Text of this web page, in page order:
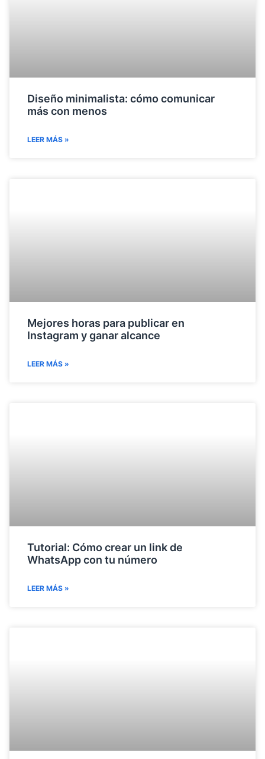
Diseño minimalista: cómo comunicar
más con menos
LEER MÁS »
Mejores horas para publicar en
Instagram y ganar alcance
LEER MÁS »
Tutorial: Cómo crear un link de
WhatsApp con tu número
LEER MÁS »